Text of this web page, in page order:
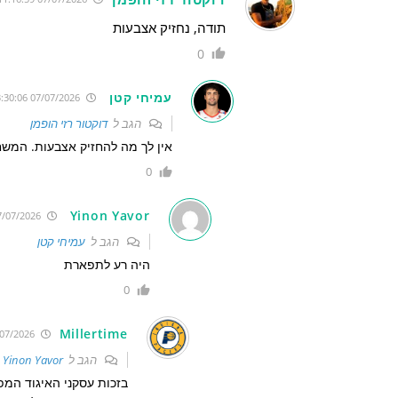
תודה, נחזיק אצבעות
0
עמיחי קטן
הגב לדוקטור רזי הופמן
אין לך מה להחזיק אצבעות.
0
Yinon Yavor
07/07/2026 14:18:55
הגב לעמיחי קטן
היה רע לתפארת
0
Millertime
07/07/2026 14:59:19
הגב לYinon Yavor
בזכות עסקני האיגוד